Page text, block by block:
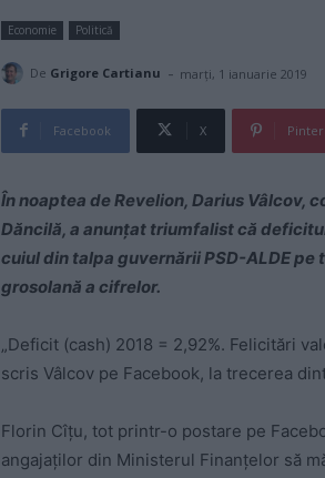
Economie Politică
De Grigore Cartianu - marți, 1 ianuarie 2019
Facebook X
În noaptea de Revelion, Darius Vâlcov,
Dăncilă, a anunțat triumfalist că
cuiul din talpa guvernării PSD-ALDE
grosolană a cifrelor.
„Deficit (cash) 2018 = 2,92%. Felicitări
scris Vâlcov pe Facebook, la trecerea
Florin Cîțu, tot printr-o postare pe
angajaților din Ministerul Finanțelor să